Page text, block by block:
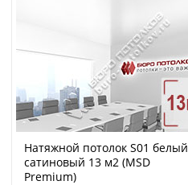
Натяжной потолок S01 белый
сатиновый 13 м2 (MSD
Premium)